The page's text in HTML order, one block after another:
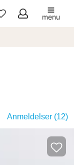
Mine
menu
Anmeldelser (12)